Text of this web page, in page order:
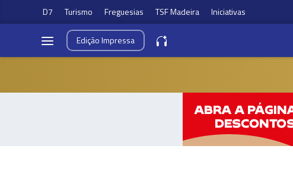
D7 Turismo Freguesias TSF Madeira Iniciativas
EdiçãoImpressa